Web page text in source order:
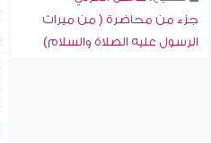
جزء من محاضرة ( من ميراث
الرسول عليه الصلاة والسلام)